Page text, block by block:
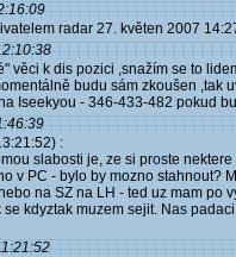
radar 27. květen 2007
věci k dis pozici ,snažím se to
budu sám zkoušen ,tak
Iseekyou - 346-433-482 pokud
:
slabosti je, ze si proste
v PC - bylo by mozno stahnout?
na SZ na LH - ted uz mam po
kdyztak muzem sejit. Nas